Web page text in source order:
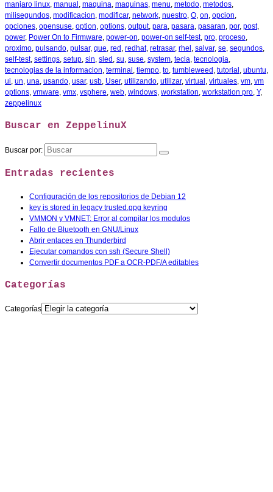
manjaro linux, manual , maquina, maquinas, menu, metodo, metodos,
milisegundos, modificacion, modificar, network, nuestro, O, on, opcion,
opciones, opensuse, option, options, output, para, pasara, pasaran, por, post,
power, Power On to Firmware, power-on, power-on self-test, pro, proceso,
proximo, pulsando, pulsar, que, red , redhat, retrasar, rhel , salvar, se, segundos,
self-test, settings, setup, sin, sled , su, suse, system, tecla, tecnologia,
tecnologias de la informacion, terminal , tiempo, to, tumbleweed , tutorial , ubuntu,
ui, un, una, usando, usar, usb, User, utilizando, utilizar, virtual , virtuales, vm, vm
options, vmware, vmx, vsphere, web, windows, workstation, workstation pro, Y,
zeppelinux
Buscar en ZeppelinuX
Buscar por:
Entradas recientes
Configuración de los repositorios de Debian 12
key is stored in legacy trusted.gpg keyring
VMMON y VMNET: Error al compilar los modulos
Fallo de Bluetooth en GNU/Linux
Abrir enlaces en Thunderbird
Ejecutar comandos con ssh (Secure Shell)
Convertir documentos PDF a OCR-PDF/A editables
Categorías
Categorías